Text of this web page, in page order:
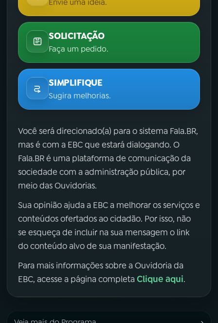
Envie uma ideia.
SOLICITAÇÃO
Faça um pedido.
SIMPLIFIQUE
Sugira melhorias.
Você será direcionado(a) para o sistema Fala.BR,
mas é com a EBC que estará dialogando. O
Fala.BR é uma plataforma de comunicação da
sociedade com a administração pública, por
meio das Ouvidorias.
Sua opinião ajuda a EBC a melhorar os serviços e
conteúdos ofertados ao cidadão. Por isso, não
se esqueça de incluir na sua mensagem o link
do conteúdo alvo de sua manifestação.
Para mais informações sobre a Ouvidoria da
EBC, acesse a página completa Clique aqui.